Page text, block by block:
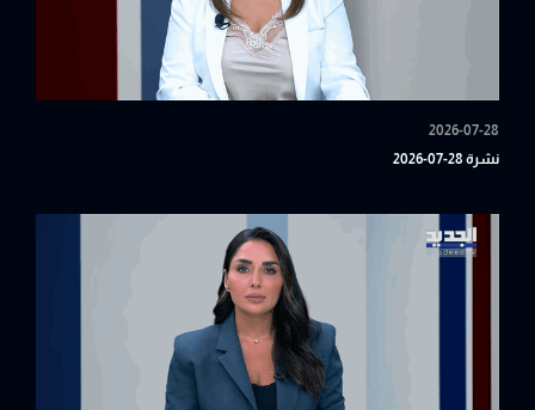
2026-07-28
نشرة 28-07-2026